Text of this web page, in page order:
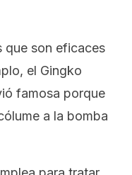
que son eficaces
el Gingko
famosa porque
a la bomba